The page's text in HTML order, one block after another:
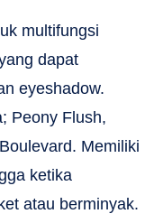
multifungsi
dapat
eyeshadow.
Peony Flush,
Memiliki
ketika
atau berminyak.